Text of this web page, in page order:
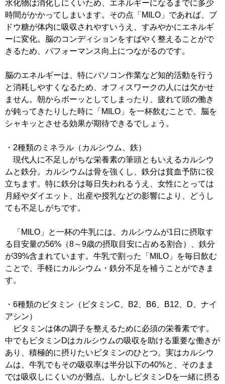
水化物は消化しにくいため、エネルギーになるまでに多少
時間がかかってしまいます。その点「MILO」であれば、ブ
ドウ糖が体内に吸収されやすいうえ、すみやかにエネルギ
ーに変化。脳のコンディションをすばやく整えることがで
きるため、パフォーマンス向上につながるのです。
脳のエネルギーは、特にパソコン作業など知的活動を行う
と消耗しやすくなるため、オフィスワークの人には欠かせ
ません。朝からボーッとしてしまったり、疲れて頭の働き
が鈍ってきたりした時に「MILO」を一杯飲むことで、脳を
シャキッとさせる効果が期待できるでしょう。
・2種類のミネラル（カルシウム、鉄）
現代人に不足しがちな栄養素の筆頭ともいえるカルシウ
ムと鉄分。カルシウムは骨を強くし、鉄分は貧血予防に役
立ちます。特に鉄分は毎日失われるうえ、女性にとっては
月経やダイエット、出産や授乳などの影響により、どうし
ても不足しがちです。
「MILO」と一杯の牛乳には、カルシウムが1日に摂取す
る目安量の56%（8～9歳の摂取目安に占める割合）、鉄分
が39%含まれています。牛乳で割った「MILO」を毎日飲む
ことで、手軽にカルシウム・鉄分不足を補うことができま
す。
・6種類のビタミン（ビタミンC、B2、B6、B12、D、ナイ
アシン）
ビタミンは体の調子を整えるために必須の栄養素です。
中でもビタミンDはカルシウムの吸収を助ける重要な働きが
あり、積極的に摂りたいビタミンのひとつ。実はカルシウ
ムは、牛乳でもその吸収率は半分以下の40%と、そのまま
では吸収しにくいのが難点。しかしビタミンDを一緒に摂る